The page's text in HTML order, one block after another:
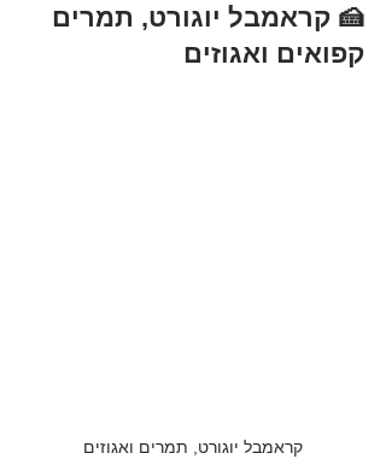
🍰 קראמבל יוגורט, תמרים
קפואים ואגוזים
קראמבל יוגורט, תמרים ואגוזים